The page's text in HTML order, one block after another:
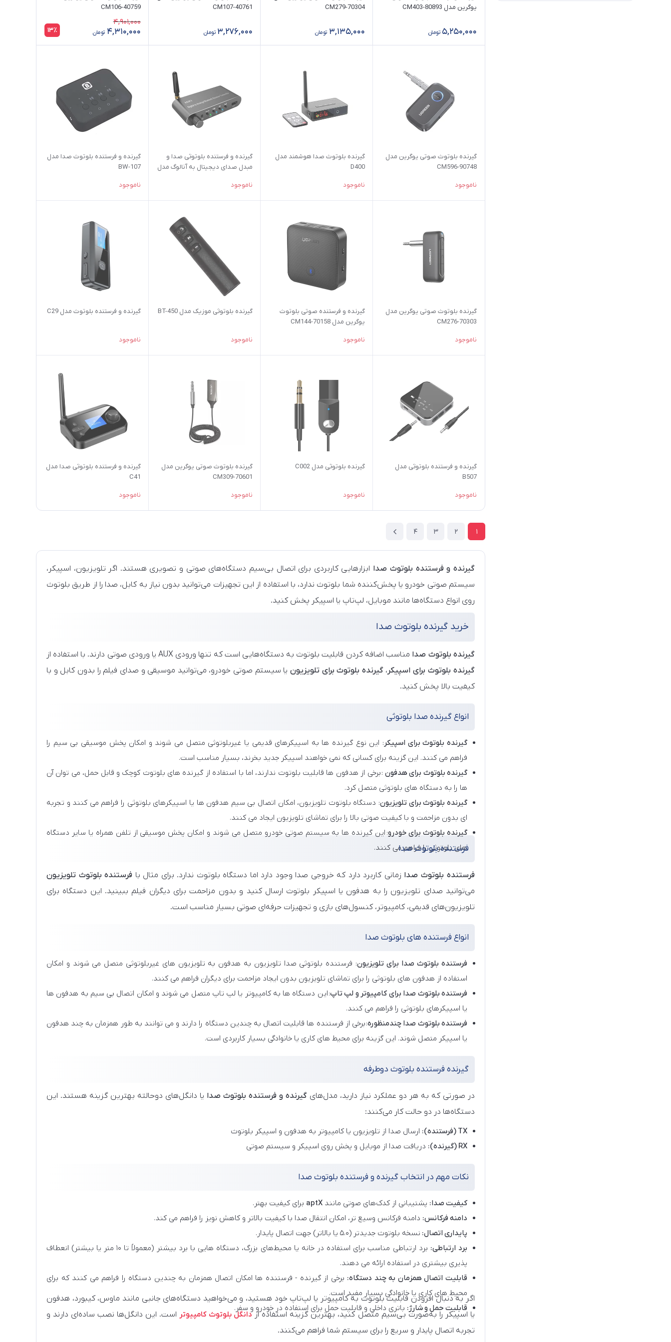
اکسترنال (External)
یوگرین مدل 80893-CM403
5,250,000 تومان
70304-CM279
3,135,000 تومان
40761-CM107
3,276,000 تومان
40759-CM106
4,901,000
4,310,000 تومان 13٪
گیرنده بلوتوث صوتی یوگرین مدل
CM596-90748
ناموجود
گیرنده بلوتوث صدا هوشمند مدل
D400
ناموجود
گیرنده و فرستنده بلوتوثی صدا و
مبدل صدای دیجیتال به آنالوگ مدل
ناموجود
گیرنده و فرستنده بلوتوث صدا مدل
BW-107
ناموجود
گیرنده بلوتوث صوتی یوگرین مدل
70303-CM276
ناموجود
گیرنده و فرستنده صوتی بلوتوث
یوگرین مدل CM144-70158
ناموجود
گیرنده بلوتوثی موزیک مدل BT-450
ناموجود
گیرنده و فرستنده بلوتوث مدل C29
ناموجود
گیرنده و فرستنده بلوتوثی مدل
B507
ناموجود
گیرنده بلوتوثی مدل C002
ناموجود
گیرنده بلوتوث صوتی یوگرین مدل
CM309-70601
ناموجود
گیرنده و فرستنده بلوتوثی صدا مدل
C41
ناموجود
1
2
3
4
گیرنده و فرستنده بلوتوث صدا ابزارهایی کاربردی برای اتصال بی‌سیم دستگاه‌های صوتی و تصویری هستند. اگر تلویزیون، اسپیکر،
سیستم صوتی خودرو یا پخش‌کننده شما بلوتوث ندارد، با استفاده از این تجهیزات می‌توانید بدون نیاز به کابل، صدا را از طریق بلوتوث
روی انواع دستگاه‌ها مانند موبایل، لپ‌تاپ یا اسپیکر پخش کنید.
خرید گیرنده بلوتوث صدا
گیرنده بلوتوث صدا مناسب اضافه کردن قابلیت بلوتوث به دستگاه‌هایی است که تنها ورودی AUX یا ورودی صوتی دارند. با استفاده از
گیرنده بلوتوث برای اسپیکر ، گیرنده بلوتوث برای تلویزیون یا سیستم صوتی خودرو، می‌توانید موسیقی و صدای فیلم را بدون کابل و با
کیفیت بالا پخش کنید.
انواع گیرنده صدا بلوتوثی
گیرنده بلوتوث برای اسپیکر : این نوع گیرنده ها به اسپیکرهای قدیمی یا غیربلوتوثی متصل می شوند و امکان پخش موسیقی بی سیم را
فراهم می کنند. این گزینه برای کسانی که نمی خواهند اسپیکر جدید بخرند، بسیار مناسب است.
گیرنده بلوتوث برای هدفون : برخی از هدفون ها قابلیت بلوتوث ندارند، اما با استفاده از گیرنده های بلوتوث کوچک و قابل حمل، می توان آن
ها را به دستگاه های بلوتوثی متصل کرد.
گیرنده بلوتوث برای تلویزیون: دستگاه بلوتوث تلویزیون، امکان اتصال بی سیم هدفون ها یا اسپیکرهای بلوتوثی را فراهم می کنند و تجربه
ای بدون مزاحمت و با کیفیت صوتی بالا را برای تماشای تلویزیون ایجاد می کنند.
گیرنده بلوتوث برای خودرو: این گیرنده ها به سیستم صوتی خودرو متصل می شوند و امکان پخش موسیقی از تلفن همراه یا سایر دستگاه
های بلوتوثی را فراهم می کنند.
فرستنده بلوتوث صدا
فرستنده بلوتوث صدا زمانی کاربرد دارد که خروجی صدا وجود دارد اما دستگاه بلوتوث ندارد. برای مثال با فرستنده بلوتوث تلویزیون
می‌توانید صدای تلویزیون را به هدفون یا اسپیکر بلوتوث ارسال کنید و بدون مزاحمت برای دیگران فیلم ببینید. این دستگاه برای
تلویزیون‌های قدیمی، کامپیوتر، کنسول‌های بازی و تجهیزات حرفه‌ای صوتی بسیار مناسب است.
انواع فرستنده های بلوتوث صدا
فرستنده بلوتوث صدا برای تلویزیون: فرستنده بلوتوثی صدا تلویزیون به هدفون به تلویزیون های غیربلوتوثی متصل می شوند و امکان
استفاده از هدفون های بلوتوثی را برای تماشای تلویزیون بدون ایجاد مزاحمت برای دیگران فراهم می کنند.
فرستنده بلوتوث صدا برای کامپیوتر و لپ تاپ: این دستگاه ها به کامپیوتر یا لپ تاپ متصل می شوند و امکان اتصال بی سیم به هدفون ها
یا اسپیکرهای بلوتوثی را فراهم می کنند.
فرستنده بلوتوث صدا چندمنظوره: برخی از فرستنده ها قابلیت اتصال به چندین دستگاه را دارند و می توانند به طور همزمان به چند هدفون
یا اسپیکر متصل شوند. این گزینه برای محیط های کاری یا خانوادگی بسیار کاربردی است.
گیرنده فرستنده بلوتوث دوطرفه
در صورتی که به هر دو عملکرد نیاز دارید، مدل‌های گیرنده و فرستنده بلوتوث صدا یا دانگل‌های دوحالته بهترین گزینه هستند. این
دستگاه‌ها در دو حالت کار می‌کنند:
TX (فرستنده):
ارسال صدا از تلویزیون یا کامپیوتر به هدفون و اسپیکر بلوتوث
RX (گیرنده):
دریافت صدا از موبایل و پخش روی اسپیکر و سیستم صوتی
نکات مهم در انتخاب گیرنده و فرستنده بلوتوث صدا
کیفیت صدا: پشتیبانی از کدک‌های صوتی مانند aptX برای کیفیت بهتر.
دامنه فرکانس: دامنه فرکانس وسیع تر، امکان انتقال صدا با کیفیت بالاتر و کاهش نویز را فراهم می کند.
پایداری اتصال: نسخه بلوتوث جدیدتر (۵.۰ یا بالاتر) جهت اتصال پایدار.
برد ارتباطی:
برد ارتباطی مناسب برای استفاده در خانه یا محیط‌های بزرگ، دستگاه هایی با برد بیشتر (معمولاً تا ۱۰ متر یا بیشتر) انعطاف
پذیری بیشتری در استفاده ارائه می دهند.
قابلیت اتصال همزمان به چند دستگاه: برخی از گیرنده - فرستنده ها امکان اتصال همزمان به چندین دستگاه را فراهم می کنند که برای
محیط های کاری یا خانوادگی بسیار مفید است.
قابلیت حمل و شارژ: باتری داخلی و قابلیت حمل برای استفاده در خودرو و سفر.
اگر به دنبال افزودن قابلیت بلوتوث به کامپیوتر یا لپ‌تاپ خود هستید، و می‌خواهید دستگاه‌های جانبی مانند ماوس، کیبورد، هدفون
یا اسپیکر را به‌صورت بی‌سیم متصل کنید، بهترین گزینه استفاده ازدانگل بلوتوث کامپیوتر است. این دانگل‌ها نصب ساده‌ای دارند و
تجربه اتصال پایدار و سریع را برای سیستم شما فراهم می‌کنند.